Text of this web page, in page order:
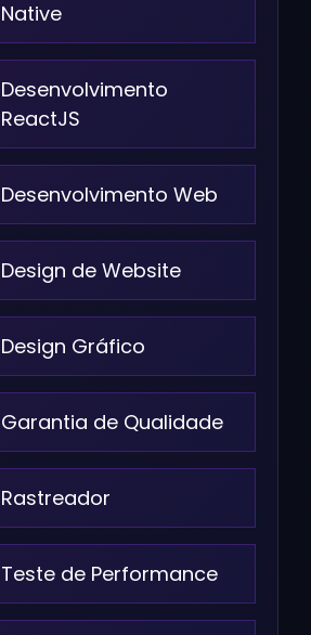
Native
Desenvolvimento
ReactJS
Desenvolvimento Web
Design de Website
Design Gráfico
Garantia de Qualidade
Rastreador
Teste de Performance